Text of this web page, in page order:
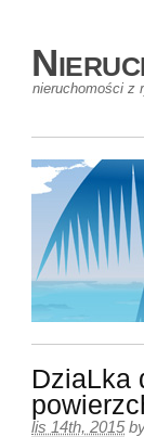
nieruchomości z
DziaLka
lis 14th, 2015